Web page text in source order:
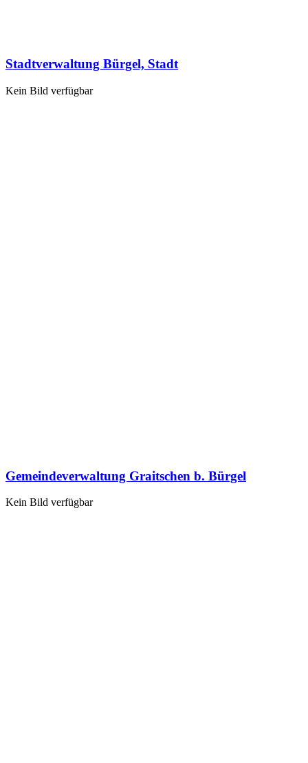
Stadtverwaltung Bürgel, Stadt
Kein Bild verfügbar
Gemeindeverwaltung Graitschen b. Bürgel
Kein Bild verfügbar